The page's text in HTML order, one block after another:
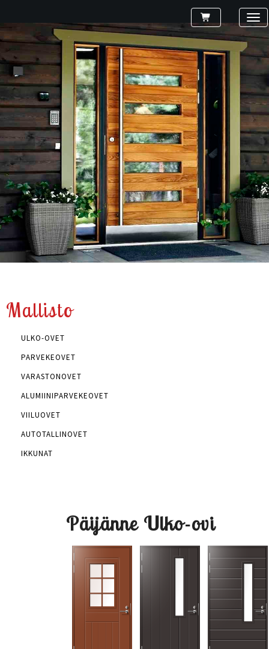
Mallisto
ULKO-OVET
PARVEKEOVET
VARASTONOVET
ALUMIINIPARVEKEOVET
VIILUOVET
AUTOTALLINOVET
IKKUNAT
Päijänne Ulko-ovi